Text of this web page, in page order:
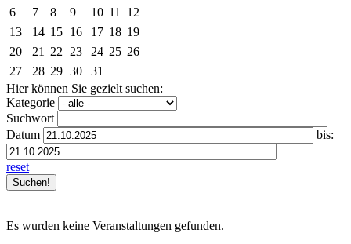
6
7 8 9 10 11
12
13
14 15 16 17 18 19
20
21 22 23 24 25 26
27
28 29 30
31
Hier können Sie gezielt suchen:
Kategorie
Suchwort
Datum
bis:
reset
Es wurden keine Veranstaltungen gefunden.